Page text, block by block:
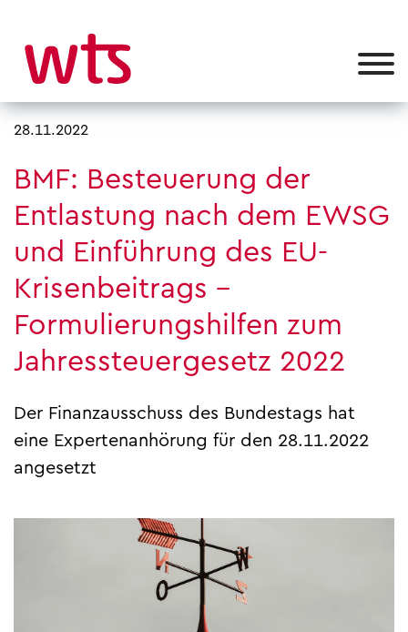
28.11.2022
BMF: Besteuerung der
Entlastung nach dem EWSG
und Einführung des EU-
Krisenbeitrags –
Formulierungshilfen zum
Jahressteuergesetz 2022
Der Finanzausschuss des Bundestags hat
eine Expertenanhörung für den 28.11.2022
angesetzt